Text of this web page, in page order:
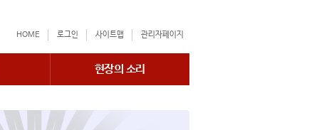
HOME 로그인 사이트맵 관리자페이지
현장의 소리